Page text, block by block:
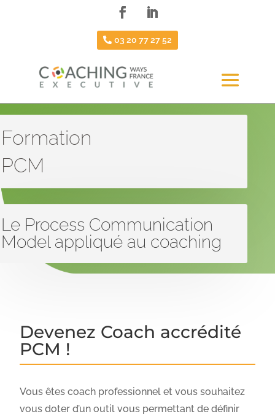
03 20 77 27 52
Formation
PCM
Le Process Communication
Model appliqué au coaching
Devenez Coach accrédité
PCM !
Vous êtes coach professionnel et vous souhaitez
vous doter d’un outil vous permettant de définir